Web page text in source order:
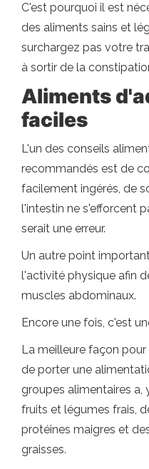
C'est pourquoi il est
des aliments sains et
surchargez pas votre
à sortir de la
Aliments
faciles
L'un des conseils
recommandés est de
facilement ingérés, de
l'intestin ne s'efforcent
serait une erreur.
Un autre point
l'activité physique afin
muscles abdominaux.
Encore une fois, c'est
La meilleure façon
de porter une
groupes alimentaires
fruits et légumes frais,
protéines maigres et
graisses.